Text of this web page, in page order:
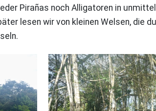
Pirañas noch Alligatoren in
lesen wir von kleinen Welsen, die